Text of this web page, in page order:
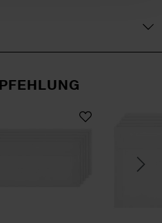
Karten A5Paper Poetry Luxury